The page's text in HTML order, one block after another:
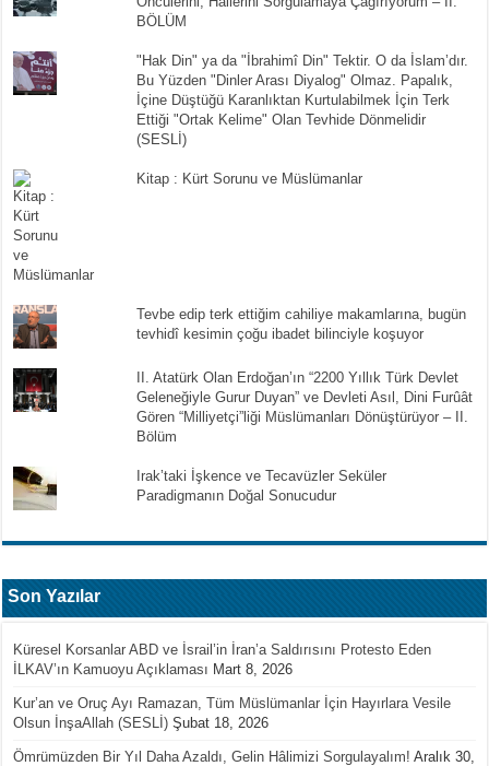
BÖLÜM
"Hak Din" ya da "İbrahimî Din" Tektir. O da İslam’dır.
Bu Yüzden "Dinler Arası Diyalog" Olmaz. Papalık,
İçine Düştüğü Karanlıktan Kurtulabilmek İçin Terk
Ettiği "Ortak Kelime" Olan Tevhide Dönmelidir
(SESLİ)
Kitap : Kürt Sorunu ve Müslümanlar
Tevbe edip terk ettiğim cahiliye makamlarına, bugün
tevhidî kesimin çoğu ibadet bilinciyle koşuyor
II. Atatürk Olan Erdoğan’ın “2200 Yıllık Türk Devlet
Geleneğiyle Gurur Duyan” ve Devleti Asıl, Dini Furûât
Gören “Milliyetçi”liği Müslümanları Dönüştürüyor – II.
Bölüm
Irak’taki İşkence ve Tecavüzler Seküler
Paradigmanın Doğal Sonucudur
Son Yazılar
Küresel Korsanlar ABD ve İsrail’in İran’a Saldırısını Protesto Eden
İLKAV’ın Kamuoyu Açıklaması Mart 8, 2026
Kur’an ve Oruç Ayı Ramazan, Tüm Müslümanlar İçin Hayırlara Vesile
Olsun İnşaAllah (SESLİ) Şubat 18, 2026
Ömrümüzden Bir Yıl Daha Azaldı, Gelin Hâlimizi Sorgulayalım! Aralık 30,